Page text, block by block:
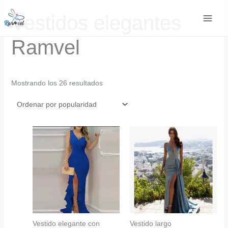
al
Vestidos elegantes
Ramvel
Mostrando los 26 resultadosOrdenado
popularidad
Vestido elegante con
Vestido largo